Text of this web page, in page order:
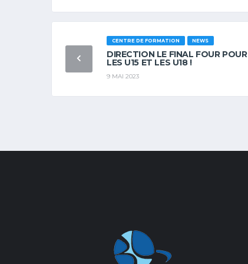
CENTRE DE FORMATION NEWS
DIRECTION LE FINAL FOUR POUR
LES U15 ET LES U18 !
9 MAI 2023